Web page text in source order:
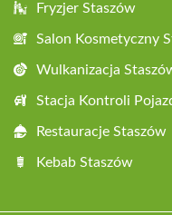
Fryzjer Staszów
Salon Kosmetyczny
Wulkanizacja
Stacja Kontroli
Restauracje Staszów
Kebab Staszów